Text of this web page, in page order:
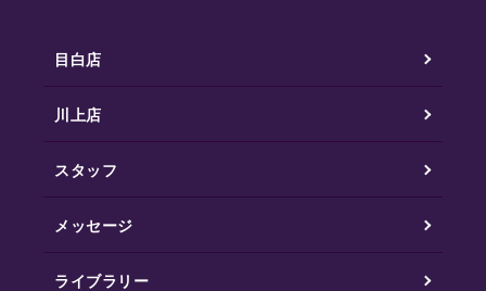
目白店
川上店
スタッフ
メッセージ
ライブラリー